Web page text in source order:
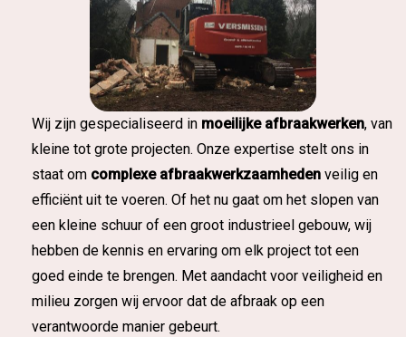
Wij zijn gespecialiseerd in moeilijke afbraakwerken, van
kleine tot grote projecten. Onze expertise stelt ons in
staat om complexe afbraakwerkzaamheden veilig en
efficiënt uit te voeren. Of het nu gaat om het slopen van
een kleine schuur of een groot industrieel gebouw, wij
hebben de kennis en ervaring om elk project tot een
goed einde te brengen. Met aandacht voor veiligheid en
milieu zorgen wij ervoor dat de afbraak op een
verantwoorde manier gebeurt.